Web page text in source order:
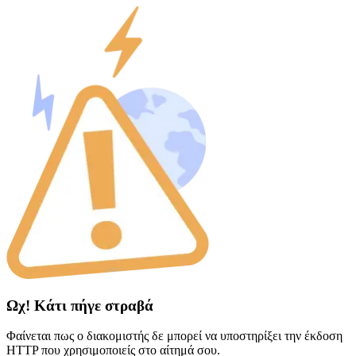
Ωχ! Κάτι πήγε στραβά
Φαίνεται πως ο διακομιστής δε μπορεί να υποστηρίξει την έκδοση
HTTP που χρησιμοποιείς στο αίτημά σου.